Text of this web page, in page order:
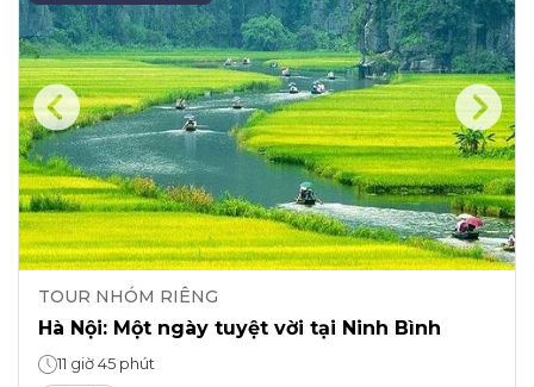
TOUR NHÓM RIÊNG
Hà Nội: Một ngày tuyệt vời tại Ninh Bình
11 giờ 45 phút